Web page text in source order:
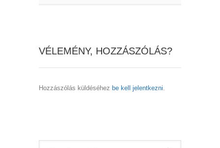
VÉLEMÉNY, HOZZÁSZÓLÁS?
Hozzászólás küldéséhez be kell jelentkezni.